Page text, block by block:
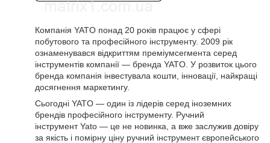
Компанія YATO понад 20 років працює у сфері
побутового та професійного інструменту. 2009 рік
ознаменувався відкриттям преміумсегмента серед
інструментів компанії — бренда YATO. У розвиток цього
бренда компанія інвестувала кошти, інновації, найкращі
досягнення маркетингу.
Сьогодні YATO — один із лідерів серед іноземних
брендів професійного інструменту. Ручний
інструмент Yato — це не новинка, а вже заслужив довіру
за якість і помірну ціну ручний інструмент європейського